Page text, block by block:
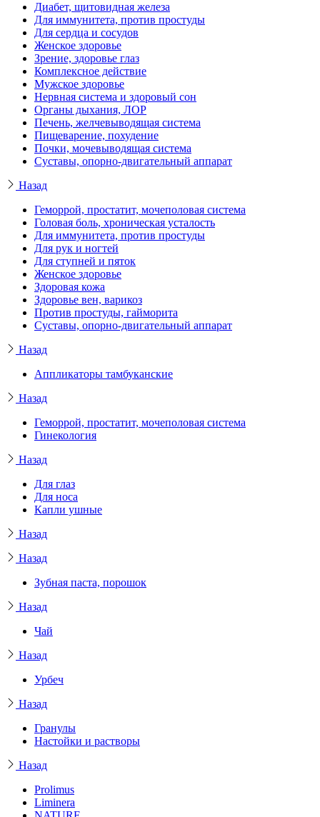
Диабет, щитовидная железа
Для иммунитета, против простуды
Для сердца и сосудов
Женское здоровье
Зрение, здоровье глаз
Комплексное действие
Мужское здоровье
Нервная система и здоровый сон
Органы дыхания, ЛОР
Печень, желчевыводящая система
Пищеварение, похудение
Почки, мочевыводящая система
Суставы, опорно-двигательный аппарат
Назад
Геморрой, простатит, мочеполовая система
Головая боль, хроническая усталость
Для иммунитета, против простуды
Для рук и ногтей
Для ступней и пяток
Женское здоровье
Здоровая кожа
Здоровье вен, варикоз
Против простуды, гайморита
Суставы, опорно-двигательный аппарат
Назад
Аппликаторы тамбуканские
Назад
Геморрой, простатит, мочеполовая система
Гинекология
Назад
Для глаз
Для носа
Капли ушные
Назад
Назад
Зубная паста, порошок
Назад
Чай
Назад
Урбеч
Назад
Гранулы
Настойки и растворы
Назад
Prolimus
Liminera